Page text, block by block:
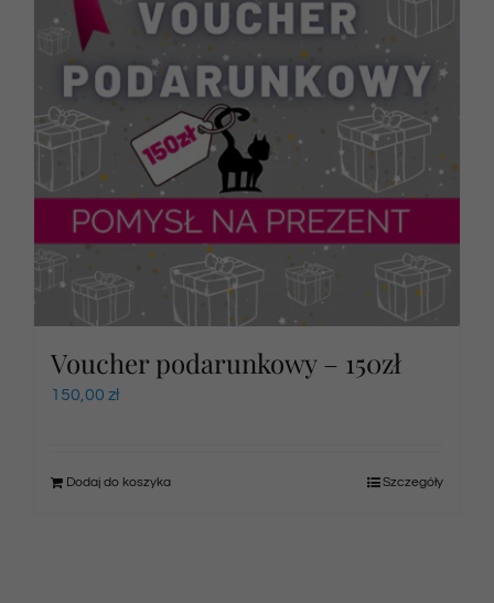
Voucher podarunkowy – 150zł
150,00 zł
Dodaj do koszyka Szczegóły